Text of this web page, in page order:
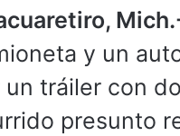
y un
un tráiler con
presunto